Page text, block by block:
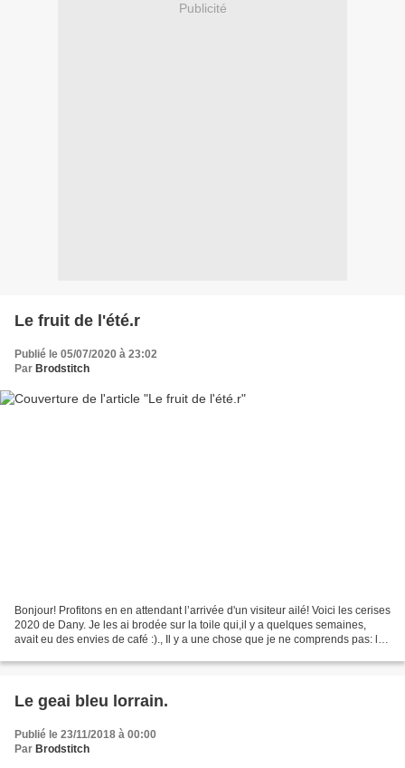
Publicité
Le fruit de l'été.r
Publié le 05/07/2020 à 23:02
Par Brodstitch
Bonjour! Profitons en en attendant l’arrivée d'un visiteur ailé! Voici les cerises
2020 de Dany. Je les ai brodée sur la toile qui,il y a quelques semaines,
avait eu des envies de café :)., Il y a une chose que je ne comprends pas: le
Le geai bleu lorrain.
Publié le 23/11/2018 à 00:00
Par Brodstitch